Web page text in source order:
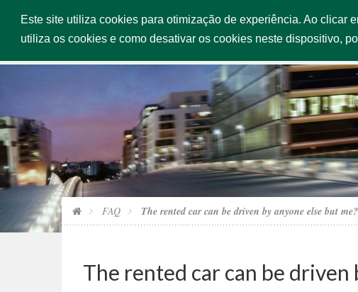
Este site utiliza cookies para otimização de experiência. Ao clicar
utiliza os cookies e como desativar os cookies neste dispositivo,
FAQ The rented car can be driven by anyone else but me?
The rented car can be driven